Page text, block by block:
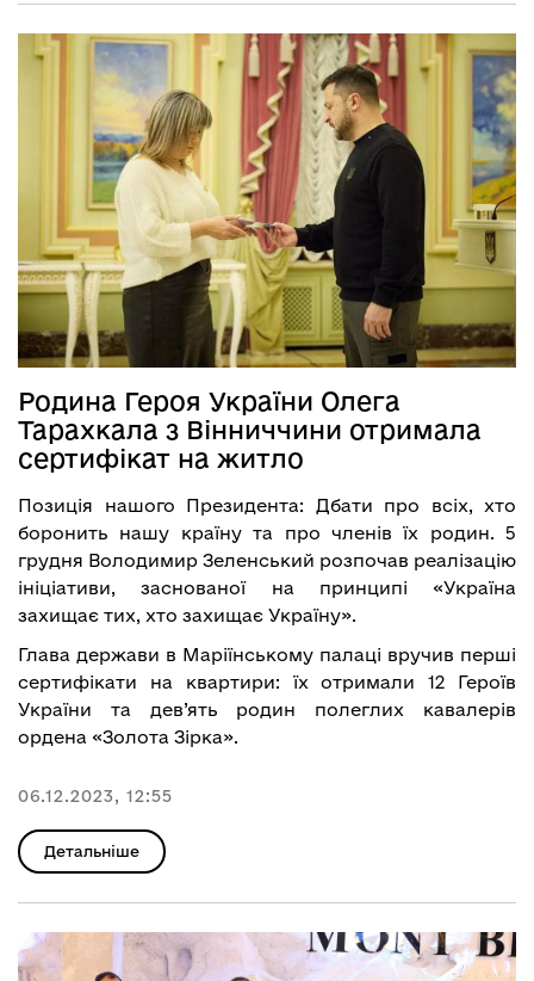
Родина Героя України Олега
Тарахкала з Вінниччини отримала
сертифікат на житло
Позиція нашого Президента: Дбати про всіх, хто
боронить нашу країну та про членів їх родин. 5
грудня Володимир Зеленський розпочав реалізацію
ініціативи, заснованої на принципі «Україна
захищає тих, хто захищає Україну».
Глава держави в Маріїнському палаці вручив перші
сертифікати на квартири: їх отримали 12 Героїв
України та дев’ять родин полеглих кавалерів
ордена «Золота Зірка».
06.12.2023, 12:55
Детальніше